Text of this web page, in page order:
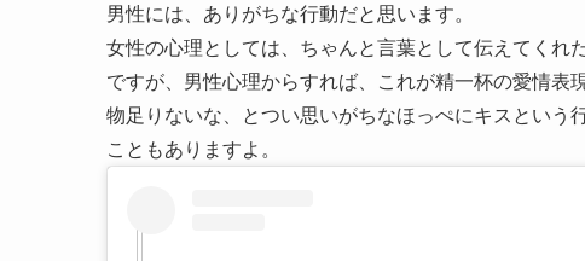
男性には、ありがちな行動だと思います。
女性の心理としては、ちゃんと言葉として伝えてくれ
ですが、男性心理からすれば、これが精一杯の愛情表
物足りないな、とつい思いがちなほっぺにキスという
こともありますよ。